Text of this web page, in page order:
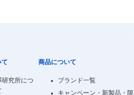
研究所につ
商品について
ブランド一覧
キャンペーン・新製品・限